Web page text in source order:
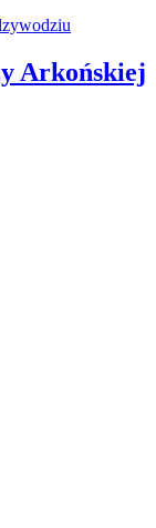
Arkońskiej